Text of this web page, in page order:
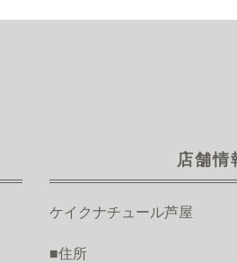
店舗情
ケイクナチュール芦屋
■住所